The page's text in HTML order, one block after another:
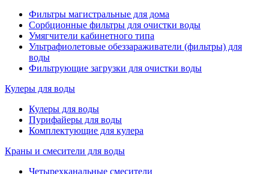
Фильтры магистральные для дома
Сорбционные фильтры для очистки воды
Умягчители кабинетного типа
Ультрафиолетовые обеззараживатели (фильтры) для
воды
Фильтрующие загрузки для очистки воды
Кулеры для воды
Кулеры для воды
Пурифайеры для воды
Комплектующие для кулера
Краны и смесители для воды
Четырехканальные смесители